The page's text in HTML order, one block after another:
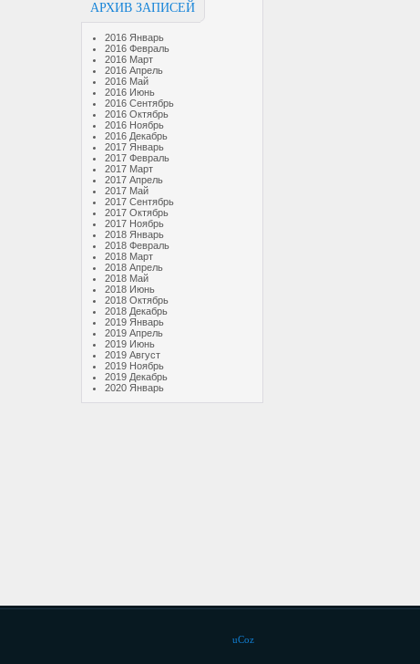
АРХИВ ЗАПИСЕЙ
2016 Январь
2016 Февраль
2016 Март
2016 Апрель
2016 Май
2016 Июнь
2016 Сентябрь
2016 Октябрь
2016 Ноябрь
2016 Декабрь
2017 Январь
2017 Февраль
2017 Март
2017 Апрель
2017 Май
2017 Сентябрь
2017 Октябрь
2017 Ноябрь
2018 Январь
2018 Февраль
2018 Март
2018 Апрель
2018 Май
2018 Июнь
2018 Октябрь
2018 Декабрь
2019 Январь
2019 Апрель
2019 Июнь
2019 Август
2019 Ноябрь
2019 Декабрь
2020 Январь
uCoz